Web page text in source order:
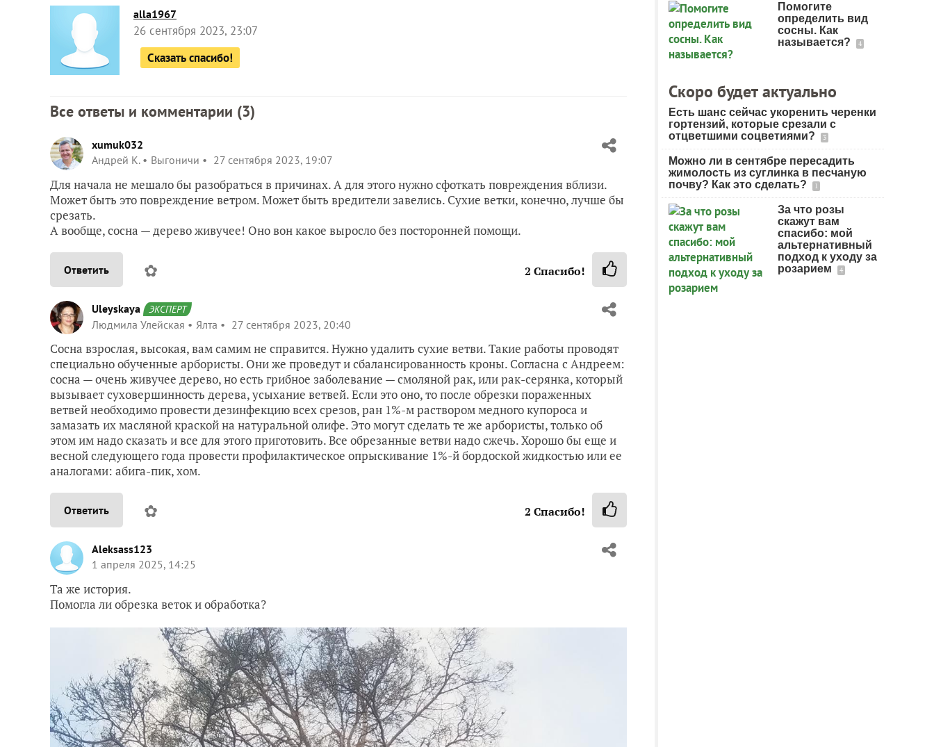
alla1967
26 сентября 2023, 23:07
Сказать спасибо!
Все ответы и комментарии (3)
xumuk032
Андрей К.
Выгоничи 27 сентября 2023, 19:07
Для начала не мешало бы разобраться в причинах. А для этого нужно сфоткать повреждения вблизи.
Может быть это повреждение ветром. Может быть вредители завелись. Сухие ветки, конечно, лучше бы
срезать.
А вообще, сосна — дерево живучее! Оно вон какое выросло без посторонней помощи.
Ответить ✿ 2 Спасибо!
Uleyskaya ЭКСПЕРТ
Людмила Улейская Ялта 27 сентября 2023, 20:40
Сосна взрослая, высокая, вам самим не справится. Нужно удалить сухие ветви. Такие работы проводят
специально обученные арбористы. Они же проведут и сбалансированность кроны. Согласна с Андреем:
сосна — очень живучее дерево, но есть грибное заболевание — смоляной рак, или рак-серянка, который
вызывает суховершинность дерева, усыхание ветвей. Если это оно, то после обрезки пораженных
ветвей необходимо провести дезинфекцию всех срезов, ран 1%-м раствором медного купороса и
замазать их масляной краской на натуральной олифе. Это могут сделать те же арбористы, только об
этом им надо сказать и все для этого приготовить. Все обрезанные ветви надо сжечь. Хорошо бы еще и
весной следующего года провести профилактическое опрыскивание 1%-й бордоской жидкостью или ее
аналогами: абига-пик, хом.
Ответить ✿ 2 Спасибо!
Aleksass123
1 апреля 2025, 14:25
Та же история.
Помогла ли обрезка веток и обработка?
Помогите
определить вид
сосны. Как
называется?
4
Скоро будет актуально
Есть шанс сейчас укоренить черенки
гортензий, которые срезали с
отцветшими соцветиями?
3
Можно ли в сентябре пересадить
жимолость из суглинка в песчаную
почву? Как это сделать?
1
За что розы
скажут вам
спасибо: мой
альтернативный
подход к уходу за
розарием
4